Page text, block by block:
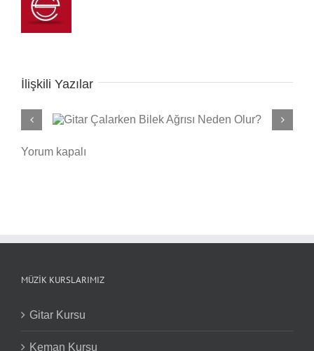
İlişkili Yazılar
Yorum kapalı
MÜZIK KURSLARIMIZ
Gitar Kursu
Keman Kursu